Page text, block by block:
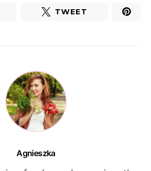
TWEET
Agnieszka